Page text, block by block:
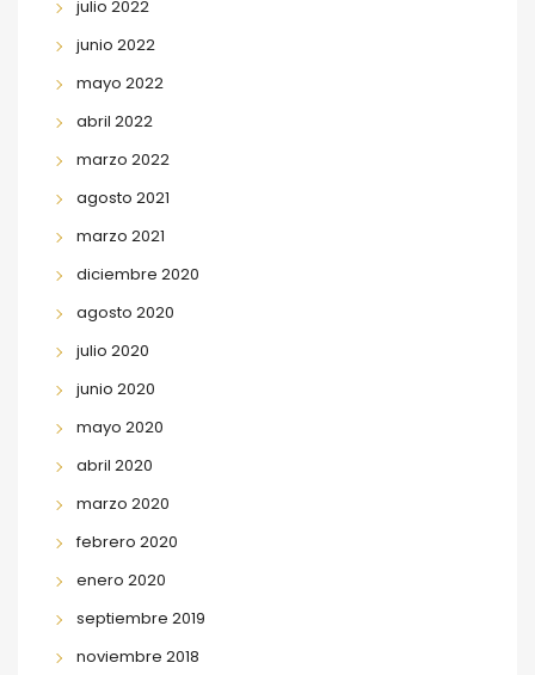
julio 2022
junio 2022
mayo 2022
abril 2022
marzo 2022
agosto 2021
marzo 2021
diciembre 2020
agosto 2020
julio 2020
junio 2020
mayo 2020
abril 2020
marzo 2020
febrero 2020
enero 2020
septiembre 2019
noviembre 2018